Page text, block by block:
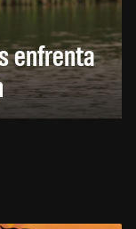
enfrenta